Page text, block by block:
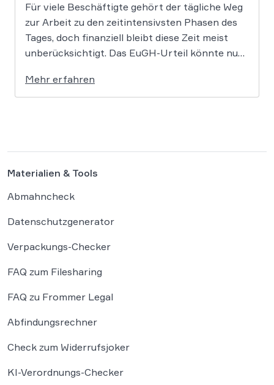
Für viele Beschäftigte gehört der tägliche Weg
zur Arbeit zu den zeitintensivsten Phasen des
Tages, doch finanziell bleibt diese Zeit meist
unberücksichtigt. Das EuGH-Urteil könnte nun
vielen Arbeitnehmern den Weg zu einer
Vergütung der Wegezeit ebnen. Wer künftig
Mehr erfahren
Materialien & Tools
Abmahncheck
Datenschutzgenerator
Verpackungs-Checker
FAQ zum Filesharing
FAQ zu Frommer Legal
Abfindungsrechner
Check zum Widerrufsjoker
KI-Verordnungs-Checker